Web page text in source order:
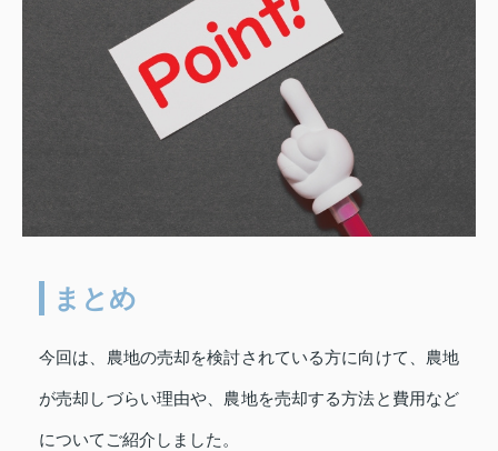
まとめ
今回は、農地の売却を検討されている方に向けて、農地
が売却しづらい理由や、農地を売却する方法と費用など
についてご紹介しました。